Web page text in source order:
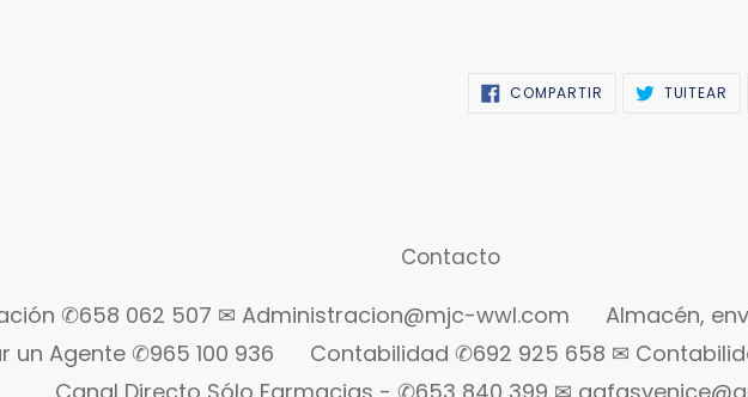
COMPARTIR COMPARTIRTUITEAR
Contacto
✆658 062 507 ✉ Administracion@mjc-wwl.com
Almacén,
un Agente ✆965 100 936
Contabilidad ✆692 925 658 ✉